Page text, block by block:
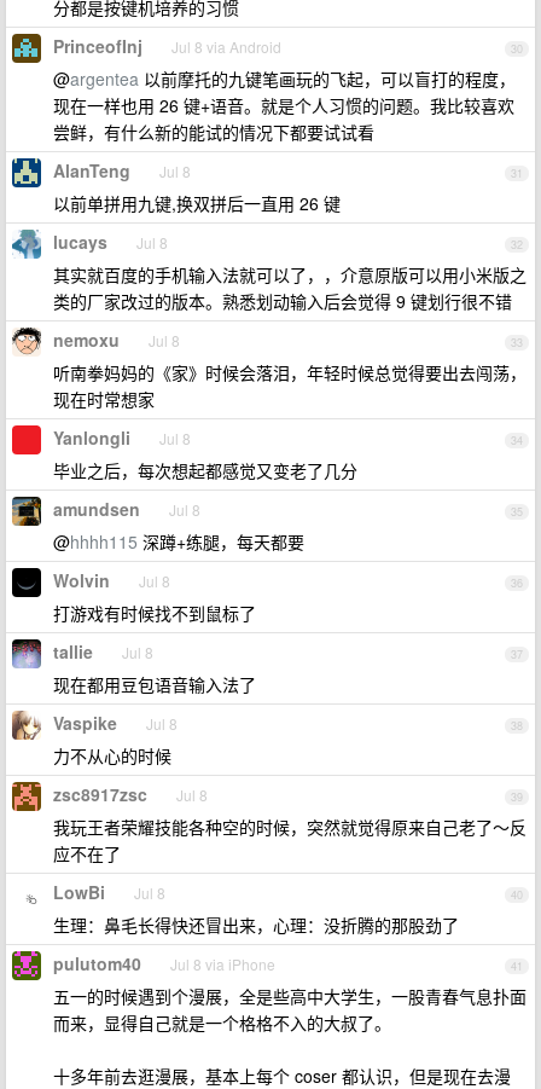
分都是按键机培养的习惯
30
PrinceofInj Jul 8 via Android
@argentea 以前摩托的九键笔画玩的飞起，可以盲打的程度，
现在一样也用 26 键+语音。就是个人习惯的问题。我比较喜欢
尝鲜，有什么新的能试的情况下都要试试看
31
AlanTeng Jul 8
以前单拼用九键,换双拼后一直用 26 键
32
lucays Jul 8
其实就百度的手机输入法就可以了，，介意原版可以用小米版之
类的厂家改过的版本。熟悉划动输入后会觉得 9 键划行很不错
33
nemoxu Jul 8
听南拳妈妈的《家》时候会落泪，年轻时候总觉得要出去闯荡，
现在时常想家
34
Yanlongli Jul 8
毕业之后，每次想起都感觉又变老了几分
35
amundsen Jul 8
@hhhh115 深蹲+练腿，每天都要
36
Wolvin Jul 8
打游戏有时候找不到鼠标了
37
tallie Jul 8
现在都用豆包语音输入法了
38
Vaspike Jul 8
力不从心的时候
39
zsc8917zsc Jul 8
我玩王者荣耀技能各种空的时候，突然就觉得原来自己老了～反
应不在了
40
LowBi Jul 8
生理：鼻毛长得快还冒出来，心理：没折腾的那股劲了
41
pulutom40 Jul 8 via iPhone
五一的时候遇到个漫展，全是些高中大学生，一股青春气息扑面
而来，显得自己就是一个格格不入的大叔了。
十多年前去逛漫展，基本上每个 coser 都认识，但是现在去漫